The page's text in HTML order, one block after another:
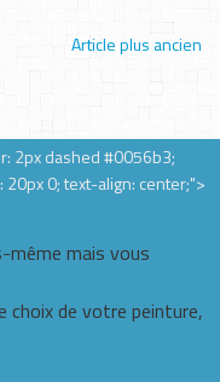
Article plus ancien
2px dashed #0056b3;
0; text-align: center;">
mais vous
choix de votre peinture,